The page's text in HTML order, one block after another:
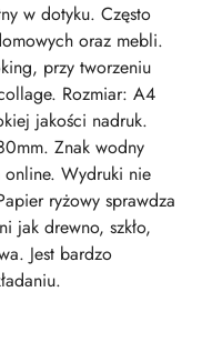
w dotyku. Często
oraz mebli.
przy tworzeniu
Rozmiar: A4
jakości nadruk.
Znak wodny
Wydruki nie
ryżowy sprawdza
jak drewno, szkło,
Jest bardzo